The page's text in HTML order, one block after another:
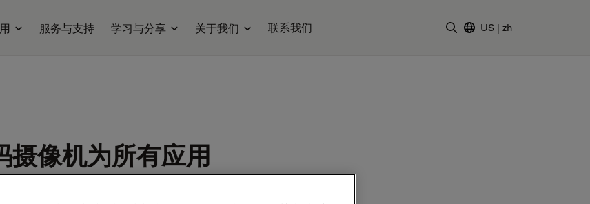
服务与支持 学习与分享 关于我们 联系我们 US | zh
摄像机为所有应用